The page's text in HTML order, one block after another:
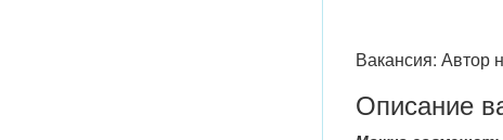
Вакансия: Автор
Описание